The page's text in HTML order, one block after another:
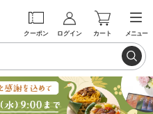
クーポン ログイン カート メニュー